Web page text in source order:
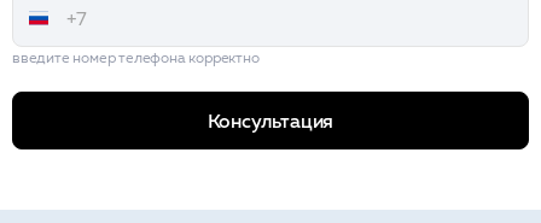
введите номер телефона корректно
Консультация